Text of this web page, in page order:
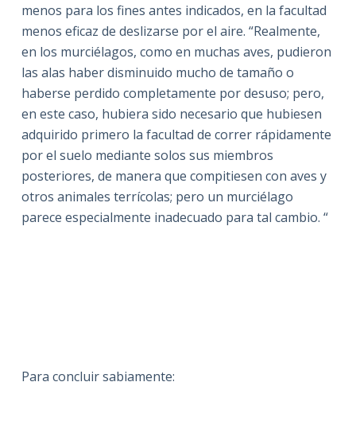
menos para los fines antes indicados, en la facultad
menos eficaz de deslizarse por el aire. “Realmente,
en los murciélagos, como en muchas aves, pudieron
las alas haber disminuido mucho de tamaño o
haberse perdido completamente por desuso; pero,
en este caso, hubiera sido necesario que hubiesen
adquirido primero la facultad de correr rápidamente
por el suelo mediante solos sus miembros
posteriores, de manera que compitiesen con aves y
otros animales terrícolas; pero un murciélago
parece especialmente inadecuado para tal cambio. “
Para concluir sabiamente: